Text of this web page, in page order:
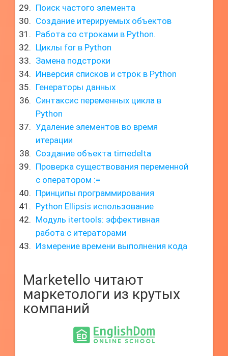
Поиск частого элемента
Создание итерируемых объектов
Работа со строками в Python.
Циклы for в Python
Замена подстроки
Инверсия списков и строк в Python
Генераторы данных
Синтаксис переменных цикла в
Python
Удаление элементов во время
итерации
Создание объекта timedelta
Проверка существования переменной
с оператором :=
Принципы программирования
Python Ellipsis использование
Модуль itertools: эффективная
работа с итераторами
Измерение времени выполнения кода
Marketello читают
маркетологи из крутых
компаний